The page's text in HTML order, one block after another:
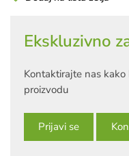
Ekskluzivno
Kontaktirajte nas
proizvodu
Prijavi se